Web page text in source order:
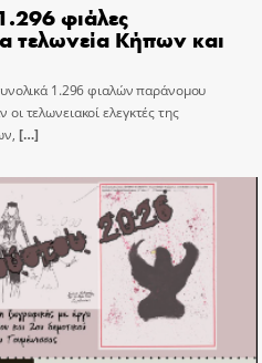
φιάλες
Κήπων και
1.296 φιαλών παράνομου
τελωνειακοί ελεγκτές της
[…]